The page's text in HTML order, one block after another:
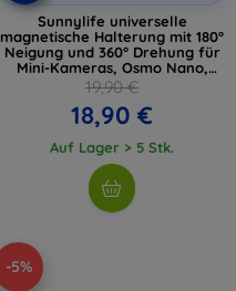
Sunnylife universelle
magnetische Halterung mit 180°
Neigung und 360° Drehung für
Mini-Kameras, Osmo Nano,
Insta360 GO
19,90 €
18,90 €
Auf Lager > 5 Stk.
-5%